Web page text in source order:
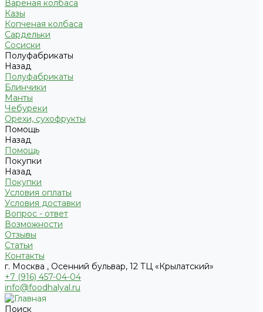
Вареная колбаса
Казы
Копченая колбаса
Сардельки
Сосиски
Полуфабрикаты
Назад
Полуфабрикаты
Блинчики
Манты
Чебуреки
Орехи, сухофрукты
Помощь
Назад
Помощь
Покупки
Назад
Покупки
Условия оплаты
Условия доставки
Вопрос - ответ
Возможности
Отзывы
Статьи
Контакты
г. Москва , Осенний бульвар, 12 ТЦ «Крылатский»
+7 (916) 457-04-04
info@foodhalyal.ru
Поиск